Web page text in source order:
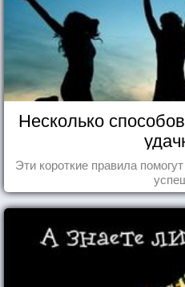
Несколько
Эти короткие правила